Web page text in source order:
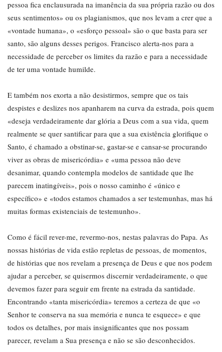
pessoa fica enclausurada na imanência da sua própria razão ou dos
seus sentimentos» ou os plagianismos, que nos levam a crer que a
«vontade humana», o «esforço pessoal» são o que basta para ser
santo, são alguns desses perigos. Francisco alerta-nos para a
necessidade de perceber os limites da razão e para a necessidade
de ter uma vontade humilde.
E também nos exorta a não desistirmos, sempre que os tais
despistes e deslizes nos apanharem na curva da estrada, pois quem
«deseja verdadeiramente dar glória a Deus com a sua vida, quem
realmente se quer santificar para que a sua existência glorifique o
Santo, é chamado a obstinar-se, gastar-se e cansar-se procurando
viver as obras de misericórdia» e «uma pessoa não deve
desanimar, quando contempla modelos de santidade que lhe
parecem inatingíveis», pois o nosso caminho é «único e
específico» e «todos estamos chamados a ser testemunhas, mas há
muitas formas existenciais de testemunho».
Como é fácil rever-me, revermo-nos, nestas palavras do Papa. As
nossas histórias de vida estão repletas de pessoas, de momentos,
de histórias que nos revelam a presença de Deus e que nos podem
ajudar a perceber, se quisermos discernir verdadeiramente, o que
devemos fazer para seguir em frente na estrada da santidade.
Encontrando «tanta misericórdia» teremos a certeza de que «o
Senhor te conserva na sua memória e nunca te esquece» e que
todos os detalhes, por mais insignificantes que nos possam
parecer, revelam a Sua presença e não se são desconhecidos.